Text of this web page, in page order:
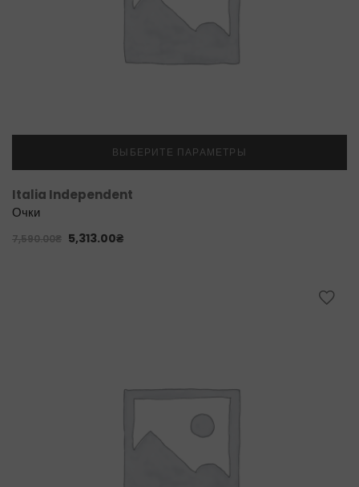
ВЫБЕРИТЕ ПАРАМЕТРЫ
Italia Independent
Очки
7,590.00₴ 5,313.00₴